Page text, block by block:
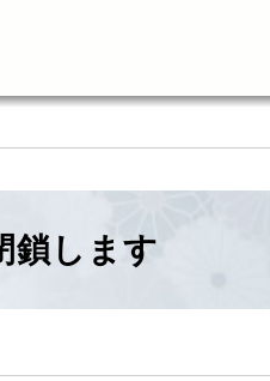
鎖します